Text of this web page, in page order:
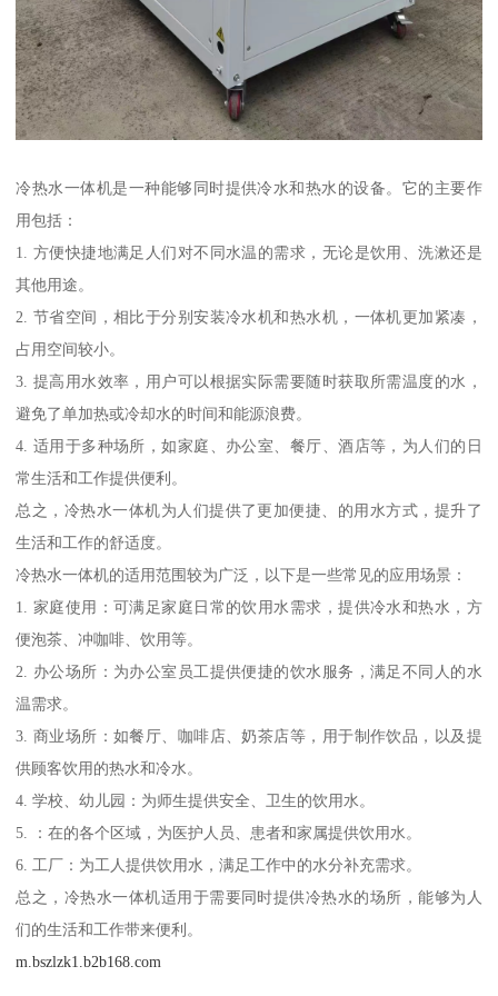
冷热水一体机是一种能够同时提供冷水和热水的设备。它的主要作
用包括：
1. 方便快捷地满足人们对不同水温的需求，无论是饮用、洗漱还是
其他用途。
2. 节省空间，相比于分别安装冷水机和热水机，一体机更加紧凑，
占用空间较小。
3. 提高用水效率，用户可以根据实际需要随时获取所需温度的水，
避免了单加热或冷却水的时间和能源浪费。
4. 适用于多种场所，如家庭、办公室、餐厅、酒店等，为人们的日
常生活和工作提供便利。
总之，冷热水一体机为人们提供了更加便捷、的用水方式，提升了
生活和工作的舒适度。
冷热水一体机的适用范围较为广泛，以下是一些常见的应用场景：
1. 家庭使用：可满足家庭日常的饮用水需求，提供冷水和热水，方
便泡茶、冲咖啡、饮用等。
2. 办公场所：为办公室员工提供便捷的饮水服务，满足不同人的水
温需求。
3. 商业场所：如餐厅、咖啡店、奶茶店等，用于制作饮品，以及提
供顾客饮用的热水和冷水。
4. 学校、幼儿园：为师生提供安全、卫生的饮用水。
5. ：在的各个区域，为医护人员、患者和家属提供饮用水。
6. 工厂：为工人提供饮用水，满足工作中的水分补充需求。
总之，冷热水一体机适用于需要同时提供冷热水的场所，能够为人
们的生活和工作带来便利。
m.bszlzk1.b2b168.com